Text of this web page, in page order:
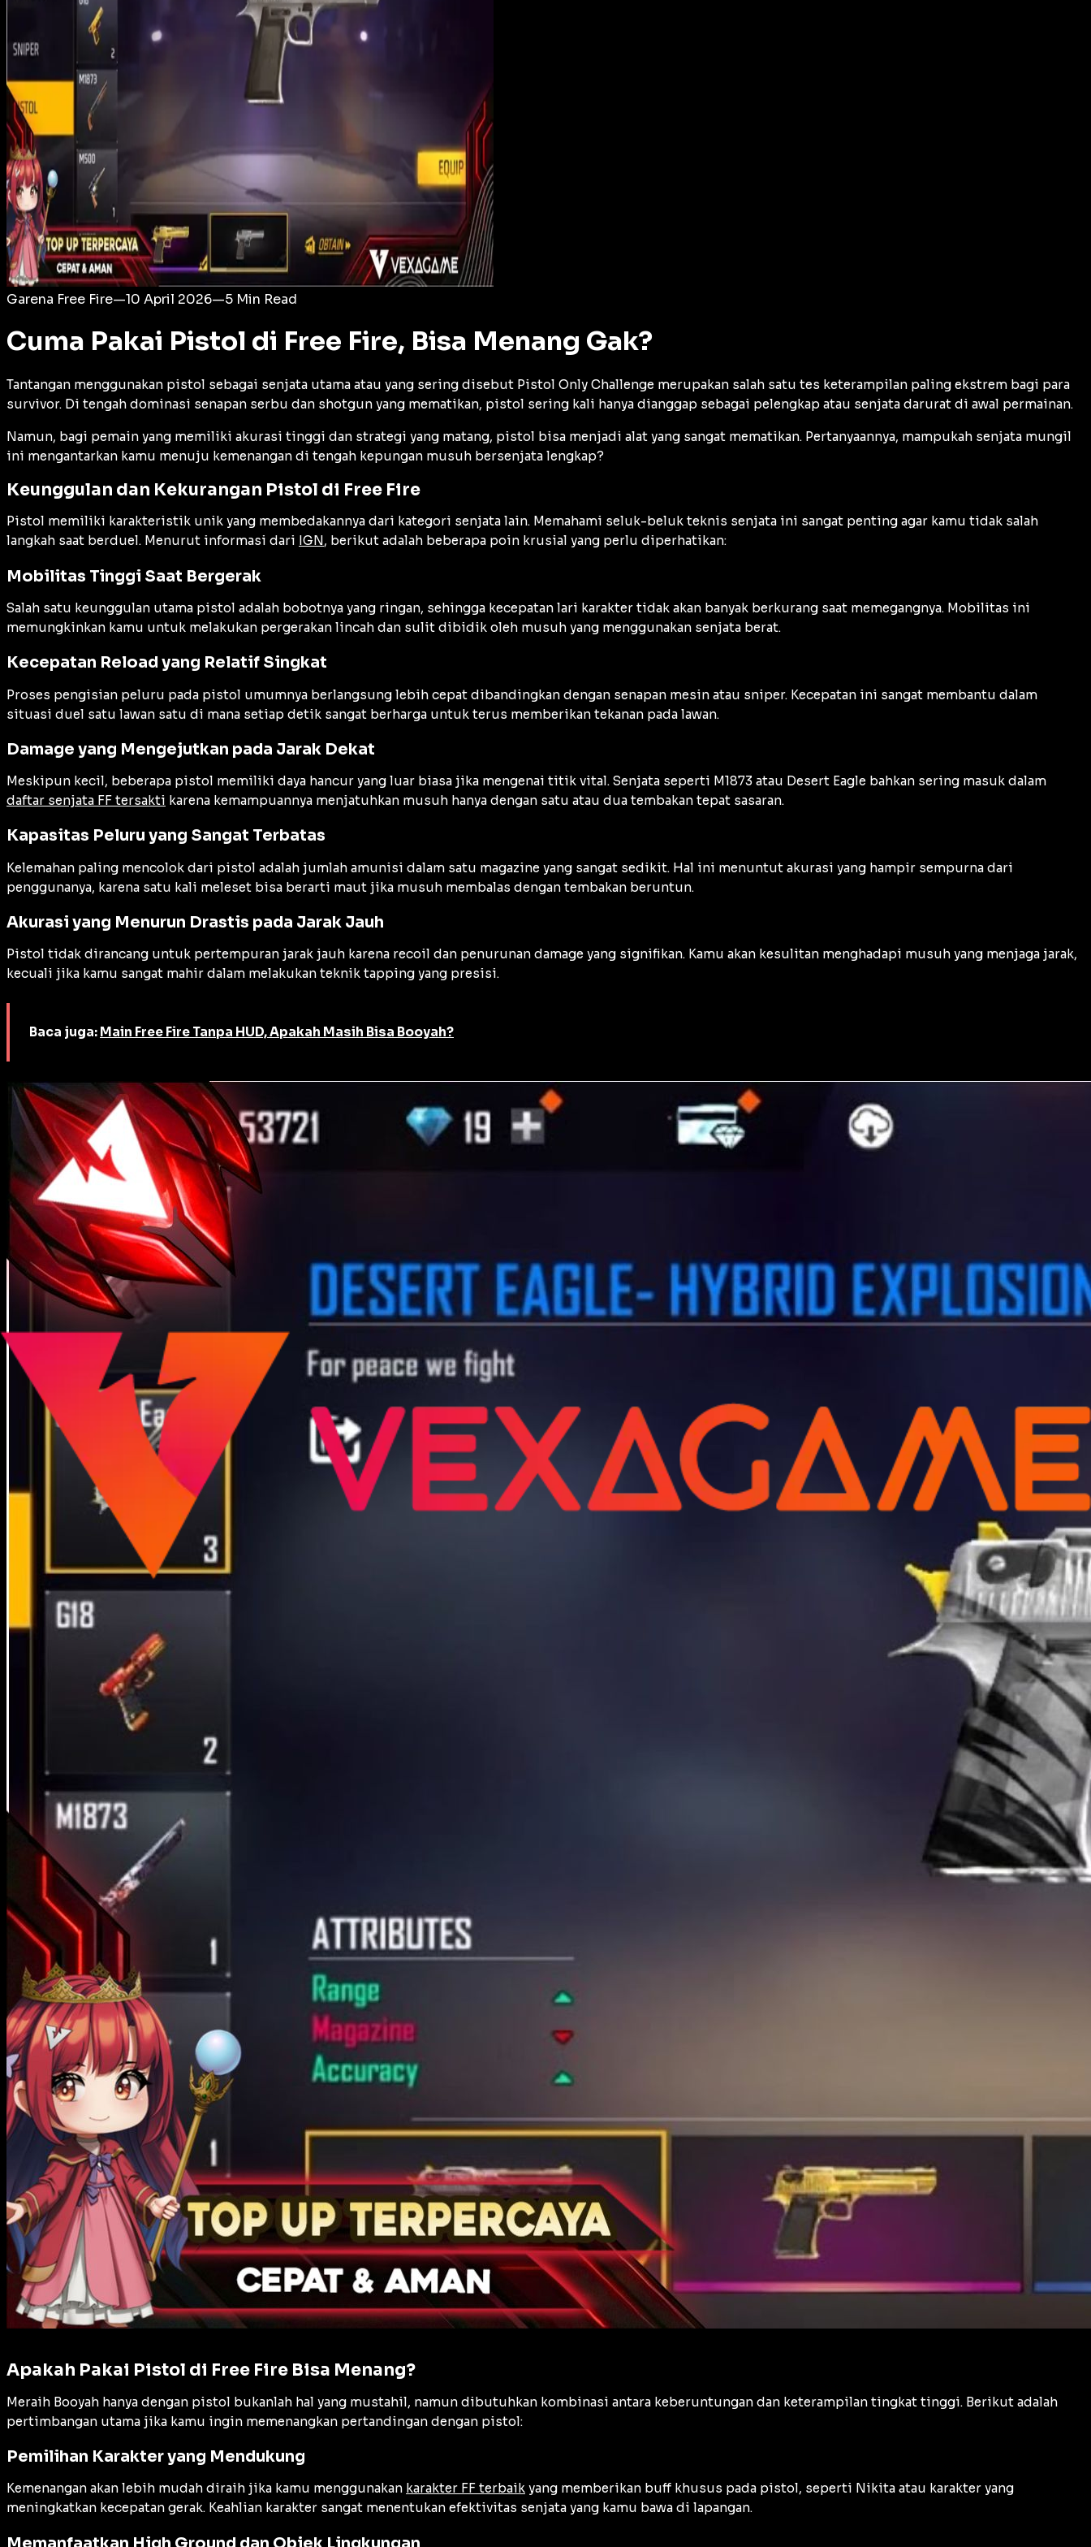
Garena Free Fire—10 April 2026—5 Min Read
Cuma Pakai Pistol di Free Fire, Bisa Menang Gak?
Tantangan menggunakan pistol sebagai senjata utama atau yang sering disebut Pistol Only Challenge merupakan salah satu tes keterampilan paling ekstrem bagi para
survivor. Di tengah dominasi senapan serbu dan shotgun yang mematikan, pistol sering kali hanya dianggap sebagai pelengkap atau senjata darurat di awal permainan.
Namun, bagi pemain yang memiliki akurasi tinggi dan strategi yang matang, pistol bisa menjadi alat yang sangat mematikan. Pertanyaannya, mampukah senjata mungil
ini mengantarkan kamu menuju kemenangan di tengah kepungan musuh bersenjata lengkap?
Keunggulan dan Kekurangan Pistol di Free Fire
Pistol memiliki karakteristik unik yang membedakannya dari kategori senjata lain. Memahami seluk-beluk teknis senjata ini sangat penting agar kamu tidak salah
langkah saat berduel. Menurut informasi dari IGN , berikut adalah beberapa poin krusial yang perlu diperhatikan:
Mobilitas Tinggi Saat Bergerak
Salah satu keunggulan utama pistol adalah bobotnya yang ringan, sehingga kecepatan lari karakter tidak akan banyak berkurang saat memegangnya. Mobilitas ini
memungkinkan kamu untuk melakukan pergerakan lincah dan sulit dibidik oleh musuh yang menggunakan senjata berat.
Kecepatan Reload yang Relatif Singkat
Proses pengisian peluru pada pistol umumnya berlangsung lebih cepat dibandingkan dengan senapan mesin atau sniper. Kecepatan ini sangat membantu dalam
situasi duel satu lawan satu di mana setiap detik sangat berharga untuk terus memberikan tekanan pada lawan.
Damage yang Mengejutkan pada Jarak Dekat
Meskipun kecil, beberapa pistol memiliki daya hancur yang luar biasa jika mengenai titik vital. Senjata seperti M1873 atau Desert Eagle bahkan sering masuk dalam
daftar senjata FF tersakti karena kemampuannya menjatuhkan musuh hanya dengan satu atau dua tembakan tepat sasaran.
Kapasitas Peluru yang Sangat Terbatas
Kelemahan paling mencolok dari pistol adalah jumlah amunisi dalam satu magazine yang sangat sedikit. Hal ini menuntut akurasi yang hampir sempurna dari
penggunanya, karena satu kali meleset bisa berarti maut jika musuh membalas dengan tembakan beruntun.
Akurasi yang Menurun Drastis pada Jarak Jauh
Pistol tidak dirancang untuk pertempuran jarak jauh karena recoil dan penurunan damage yang signifikan. Kamu akan kesulitan menghadapi musuh yang menjaga jarak,
kecuali jika kamu sangat mahir dalam melakukan teknik tapping yang presisi.
Baca juga: Main Free Fire Tanpa HUD, Apakah Masih Bisa Booyah?
Apakah Pakai Pistol di Free Fire Bisa Menang?
Meraih Booyah hanya dengan pistol bukanlah hal yang mustahil, namun dibutuhkan kombinasi antara keberuntungan dan keterampilan tingkat tinggi. Berikut adalah
pertimbangan utama jika kamu ingin memenangkan pertandingan dengan pistol:
Pemilihan Karakter yang Mendukung
Kemenangan akan lebih mudah diraih jika kamu menggunakan karakter FF terbaik yang memberikan buff khusus pada pistol, seperti Nikita atau karakter yang
meningkatkan kecepatan gerak. Keahlian karakter sangat menentukan efektivitas senjata yang kamu bawa di lapangan.